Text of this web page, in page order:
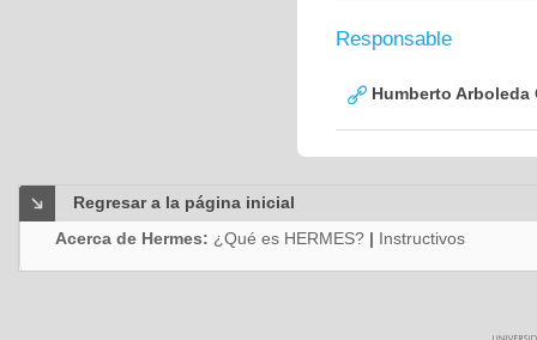
Responsable
Humberto Arboleda
Regresar a la página inicial
Acerca de Hermes: ¿Qué es HERMES? | Instructivos